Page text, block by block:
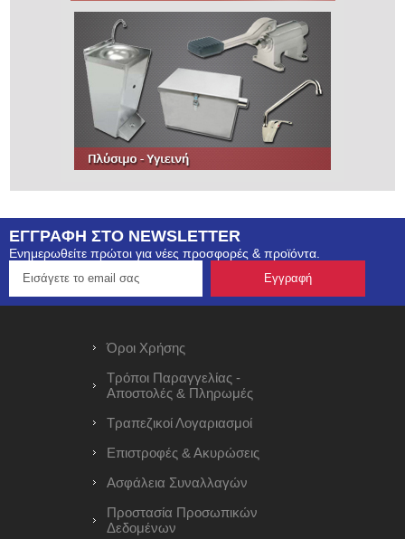
ΕΓΓΡΑΦΗ ΣΤΟ NEWSLETTER
Ενημερωθείτε πρώτοι για νέες προσφορές & προϊόντα.
Όροι Χρήσης
Τρόποι Παραγγελίας -
Αποστολές & Πληρωμές
Τραπεζικοί Λογαριασμοί
Επιστροφές & Ακυρώσεις
Ασφάλεια Συναλλαγών
Προστασία Προσωπικών
Δεδομένων